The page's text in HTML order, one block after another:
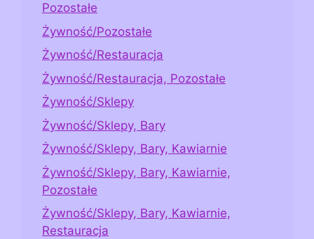
Pozostałe
Żywność/Pozostałe
Żywność/Restauracja
Żywność/Restauracja, Pozostałe
Żywność/Sklepy
Żywność/Sklepy, Bary
Żywność/Sklepy, Bary, Kawiarnie
Żywność/Sklepy, Bary, Kawiarnie,
Pozostałe
Żywność/Sklepy, Bary, Kawiarnie,
Restauracja